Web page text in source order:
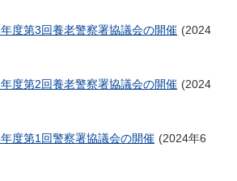
年度第3回養老警察署協議会の開催
2024
年度第2回養老警察署協議会の開催
2024
年度第1回警察署協議会の開催
2024年6